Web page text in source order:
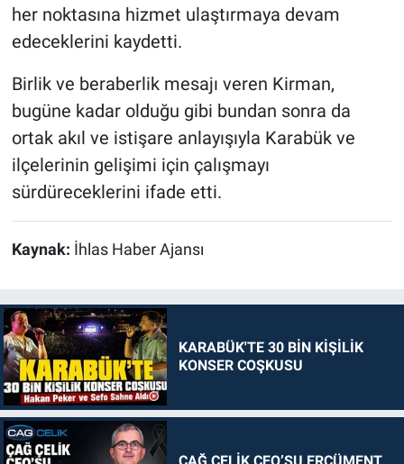
her noktasına hizmet ulaştırmaya devam
edeceklerini kaydetti.
Birlik ve beraberlik mesajı veren Kirman,
bugüne kadar olduğu gibi bundan sonra da
ortak akıl ve istişare anlayışıyla Karabük ve
ilçelerinin gelişimi için çalışmayı
sürdüreceklerini ifade etti.
Kaynak: İhlas Haber Ajansı
KARABÜK'TE 30 BİN KİŞİLİK
KONSER COŞKUSU
ÇAĞ ÇELİK CEO’SU ERCÜMENT